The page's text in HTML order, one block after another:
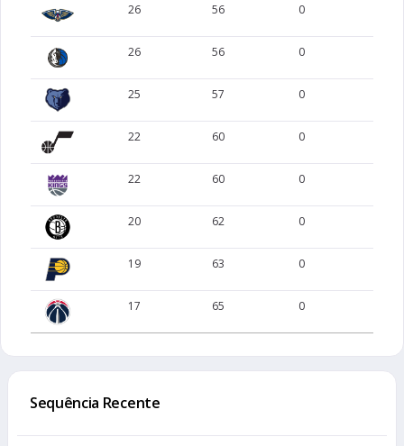
26 56 0
26 56 0
25 57 0
22 60 0
22 60 0
20 62 0
19 63 0
17 65 0
Sequência Recente